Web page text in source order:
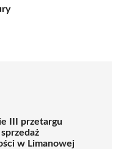
III przetargu
w Limanowej